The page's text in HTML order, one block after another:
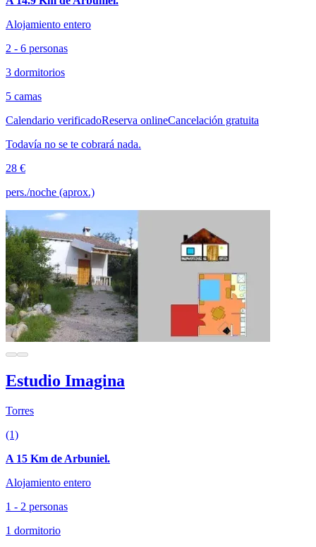
Alojamiento entero
2 - 6 personas
3 dormitorios
5 camas
Calendario verificadoReserva onlineCancelación gratuita
Todavía no se te cobrará nada.
28 €
pers./noche (aprox.)
Estudio Imagina
Torres
(1)
A 15 Km de Arbuniel.
Alojamiento entero
1 - 2 personas
1 dormitorio